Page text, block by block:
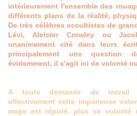
intérieurement l'ensemble des
différents plans de la réalité,
De très célèbres occultistes de
Lévi, Aleister Crowley ou
unanimement cité dans leurs
principalement une question
évidemment, il s'agit ici de volonté
A toute demande de travail
effectivement cette impérieuse
mage est réputé, plus sa volonté